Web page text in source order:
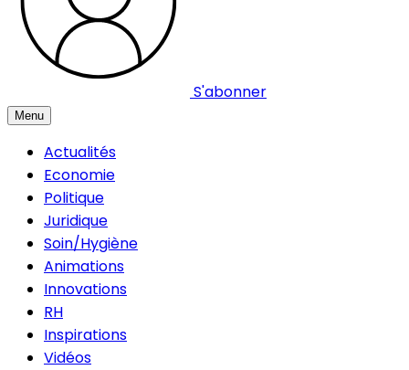
S'abonner
Menu
Actualités
Economie
Politique
Juridique
Soin/Hygiène
Animations
Innovations
RH
Inspirations
Vidéos